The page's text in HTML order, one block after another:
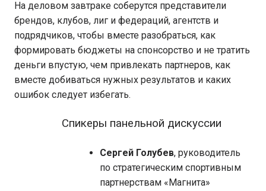
На деловом завтраке соберутся представители
брендов, клубов, лиг и федераций, агентств и
подрядчиков, чтобы вместе разобраться, как
формировать бюджеты на спонсорство и не тратить
деньги впустую, чем привлекать партнеров, как
вместе добиваться нужных результатов и каких
ошибок следует избегать.
Спикеры панельной дискуссии
Сергей Голубев, руководитель
по стратегическим спортивным
партнерствам «Магнита»